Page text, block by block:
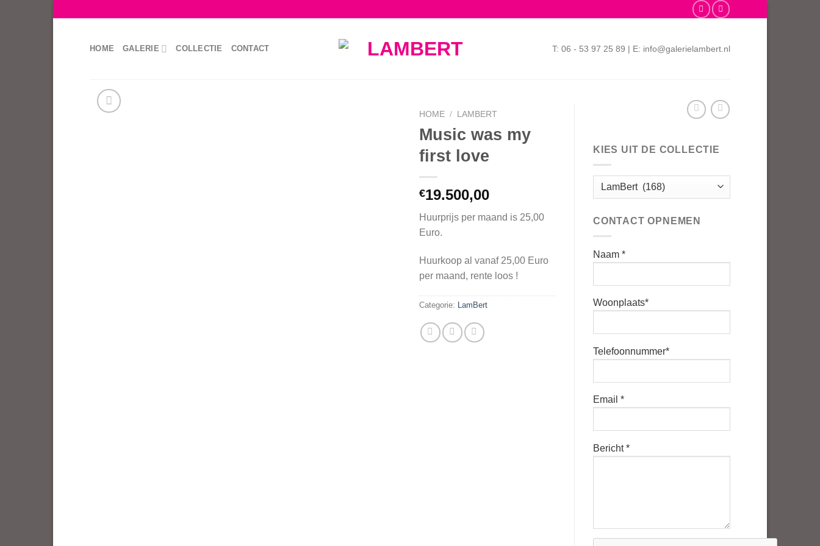
HOME GALERIE COLLECTIE CONTACT T: 06 - 53 97 25 89 | E: info@galerielambert.nl
HOME / LAMBERT
Music was my
first love
€19.500,00
Huurprijs per maand is 25,00
Euro.
Huurkoop al vanaf 25,00 Euro
per maand, rente loos !
Categorie: LamBert
KIES UIT DE COLLECTIE
CONTACT OPNEMEN
Naam *
Woonplaats*
Telefoonnummer*
Email *
Bericht *